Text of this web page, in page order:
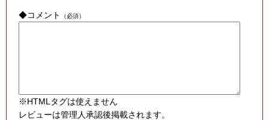
◆コメント （必須）
※HTMLタグは使えません
レビューは管理人承認後掲載されます。